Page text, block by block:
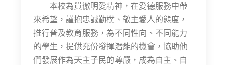
本校為貫徹明愛精神，在愛德服務中帶
來希望，謹抱忠誠勤樸、敬主愛人的態度，
推行普及教育服務，為不同性向、不同能力
的學生，提供充份發揮潛能的機會，協助他
們發展作為天主子民的尊嚴，成為自主、自